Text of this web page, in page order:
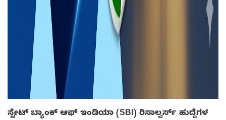
ಸ್ಟೇಟ್ ಬ್ಯಾಂಕ್ ಆಫ್ ಇಂಡಿಯಾ (SBI) ರಿಸಾಲ್ವರ್ಸ್ ಹುದ್ದೆಗಳ